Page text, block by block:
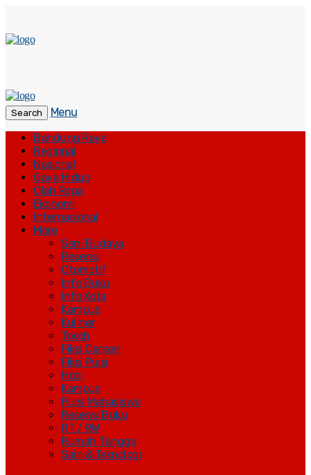
Search
Menu
Bandung Raya
Regional
Nasional
Gaya Hidup
Olah Raga
Ekonomi
Internasional
More
Seni Budaya
Resensi
Otomotif
Info Buku
Info Kota
Kampus
Kuliner
Tokoh
Fiksi Cerpen
Fiksi Puisi
Hobi
Kampus
Puisi Mahasiswa
Resensi Buku
RT / RW
Rumah Tangga
Sain & Teknologi